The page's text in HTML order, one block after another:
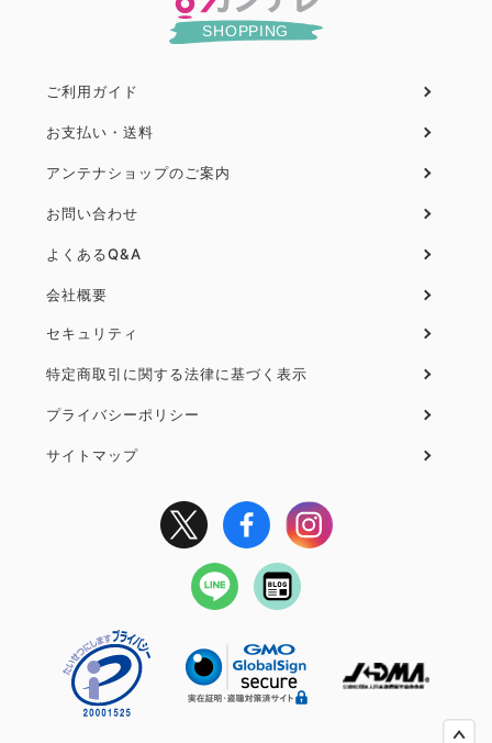
フ
ー
ご利用ガイド
お支払い・送料
アンテナショップのご案内
お問い合わせ
よくあるQ&A
会社概要
フ
ッ
ー
２
セキュリティ
特定商取引に関する法律に基づく表示
プライバシーポリシー
サイトマップ